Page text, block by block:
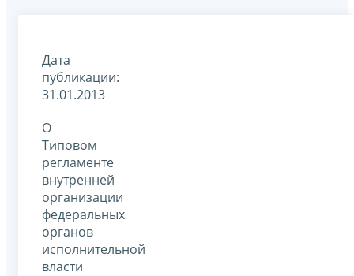
Дата
публикации:
31.01.2013
О
Типовом
регламенте
внутренней
организации
федеральных
органов
исполнительной
власти